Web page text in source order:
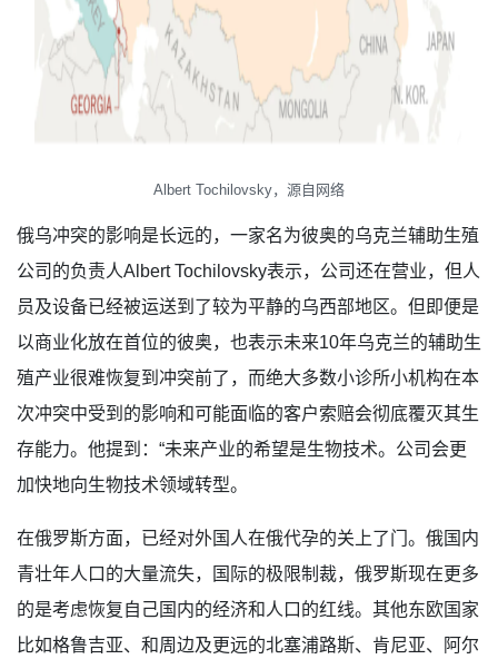
Albert Tochilovsky，源自网络
俄乌冲突的影响是长远的，一家名为彼奥的乌克兰辅助生殖
公司的负责人Albert Tochilovsky表示，公司还在营业，但人
员及设备已经被运送到了较为平静的乌西部地区。但即便是
以商业化放在首位的彼奥，也表示未来10年乌克兰的辅助生
殖产业很难恢复到冲突前了，而绝大多数小诊所小机构在本
次冲突中受到的影响和可能面临的客户索赔会彻底覆灭其生
存能力。他提到：“未来产业的希望是生物技术。公司会更
加快地向生物技术领域转型。
在俄罗斯方面，已经对外国人在俄代孕的关上了门。俄国内
青壮年人口的大量流失，国际的极限制裁，俄罗斯现在更多
的是考虑恢复自己国内的经济和人口的红线。其他东欧国家
比如格鲁吉亚、和周边及更远的北塞浦路斯、肯尼亚、阿尔